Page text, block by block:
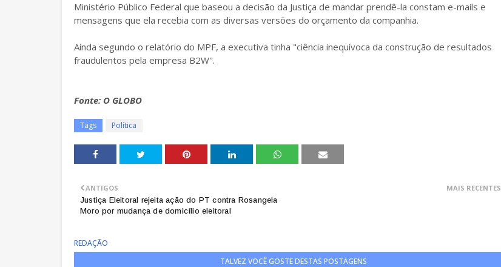
Ministério Público Federal que baseou a decisão da Justiça de mandar prendê-la constam e-mails e
mensagens que ela recebia com as diversas versões do orçamento da companhia.
Ainda segundo o relatório do MPF, a executiva tinha "ciência inequívoca da construção de resultados
fraudulentos pela empresa B2W".
Fonte: O GLOBO
Tags Política
MAIS RECENTES
ANTIGOS
Justiça Eleitoral rejeita ação do PT contra Rosangela
Moro por mudança de domicílio eleitoral
REDAÇÃO
TALVEZ VOCÊ GOSTE DESTAS POSTAGENS